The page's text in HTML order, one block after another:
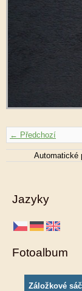
← Předchozí
Automatické
Jazyky
Fotoalbum
Záložkové